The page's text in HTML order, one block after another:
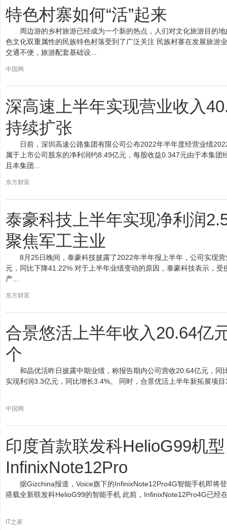
特色村寨如何“活”起来
周边游的乡村旅游已经成为一个新的热点，人们对文化旅游目的
色文化双重属性的民族特色村落受到了广泛关注 民族村寨在发展旅游
交通不便，旅游配套基础设...
中国网
深高速上半年实现营业收入
持续扩张
日前，深圳高速公路集团有限公司公布2022年半年度经营业绩
属于上市公司股东的净利润约8.49亿元，每股收益0.347元由于本集
且本集团...
东方财富
泰豪科技上半年实现净利润
聚焦军工主业
8月25日晚间，泰豪科技披露了2022年半年报上半年，公司实现
元，同比下降41.22% 对于上半年业绩变动的原因，泰豪科技表示，
产...
东方财富
合景悠活上半年收入20.64亿
个
和晶优活昨日披露中期业绩，称报告期内公司营收20.64亿元，
实现利润3.3亿元，同比增长3.4%。 同时，合景优活上半年新拓展项
中国网
印度首款联发科HelioG99机
InfinixNote12Pro
据Gizchina报道，Voice旗下的InfinixNote12Pro4G智能手机即将
搭载全新联发科HelioG99的智能手机 此前，InfinixNote12Pro4G已经
IT之家